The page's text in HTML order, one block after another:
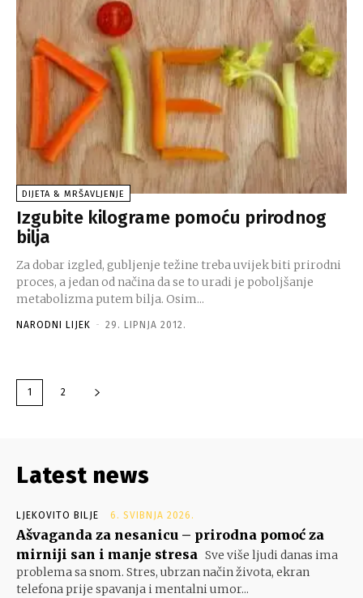
DIJETA & MRŠAVLJENJE
Izgubite kilograme pomoću prirodnog
bilja
Za dobar izgled, gubljenje težine treba uvijek biti prirodni
proces, a jedan od načina da se to uradi je poboljšanje
metabolizma putem bilja. Osim...
NARODNI LIJEK - 29. LIPNJA 2012.
1 2
Latest news
LJEKOVITO BILJE 6. SVIBNJA 2026.
Ašvaganda za nesanicu – prirodna pomoć za
mirniji san i manje stresa Sve više ljudi danas ima
problema sa snom. Stres, ubrzan način života, ekran
telefona prije spavanja i mentalni umor...